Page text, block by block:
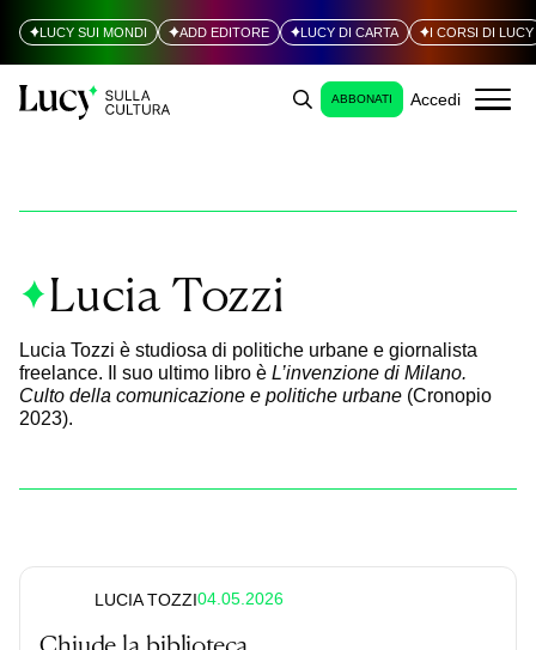
LUCY SUI MONDI ADD EDITORE LUCY DI CARTA I CORSI DI LUCY
ABBONATI Accedi
Lucia Tozzi
Lucia Tozzi è studiosa di politiche urbane e giornalista
freelance. Il suo ultimo libro èL’invenzione di Milano.
Culto della comunicazione e politiche urbane (Cronopio
2023).
LUCIA TOZZI04.05.2026